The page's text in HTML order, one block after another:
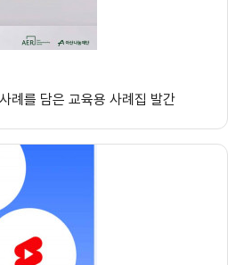
례를 담은 교육용 사례집 발간